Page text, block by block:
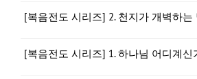
[복음전도 시리즈] 2. 천지가 개벽하는
[복음전도 시리즈] 1. 하나님 어디계신